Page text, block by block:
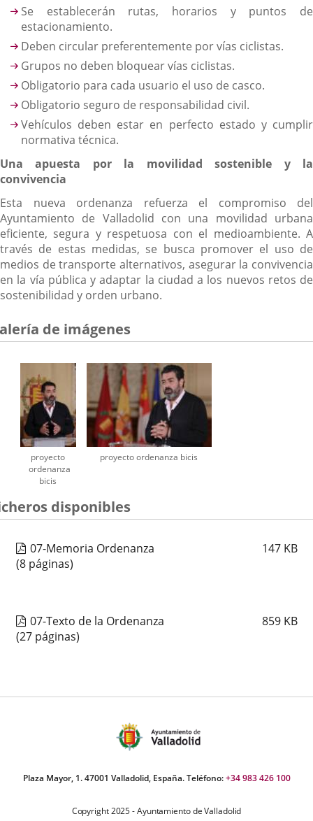
Se establecerán rutas, horarios y puntos de
estacionamiento.
Deben circular preferentemente por vías ciclistas.
Grupos no deben bloquear vías ciclistas.
Obligatorio para cada usuario el uso de casco.
Obligatorio seguro de responsabilidad civil.
Vehículos deben estar en perfecto estado y cumplir
normativa técnica.
Una apuesta por la movilidad sostenible y la
convivencia
Esta nueva ordenanza refuerza el compromiso del
Ayuntamiento de Valladolid con una movilidad urbana
eficiente, segura y respetuosa con el medioambiente. A
través de estas medidas, se busca promover el uso de
medios de transporte alternativos, asegurar la convivencia
en la vía pública y adaptar la ciudad a los nuevos retos de
sostenibilidad y orden urbano.
de imágenes
proyecto
ordenanza
bicis
proyecto ordenanza bicis
disponibles
07-Memoria Ordenanza 147 KB
(8 páginas)
07-Texto de la Ordenanza 859 KB
(27 páginas)
Plaza Mayor, 1. 47001 Valladolid, España. Teléfono:+34 983 426 100
Copyright 2025 - Ayuntamiento de Valladolid